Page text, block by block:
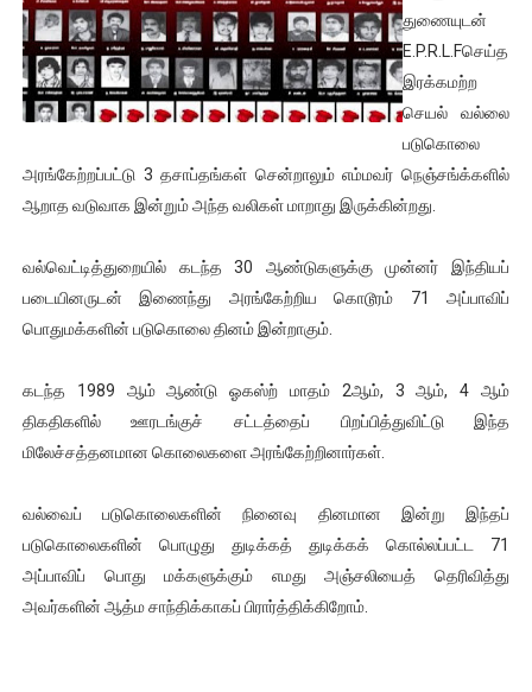
சிறுமியை பாலியல் வன்கொடுமை செய்த முதியவருக்கு
பிரபல நடிகை தூக்கிட்டு தற்கொலை!
வடிவேலுவுக்கு நீதிமன்றம் விதித்துள்ள அதிரடி உத்தரவு!
தியாகதீபம் லெப்.கேணல் திலீபன், கேணல் சங்கர் ஆகியோரின்
இளையராஜா – கமல் அவசர சந்திப்பு (படங்கள், விடியோ)
32 CM விநோத கன்றுக்குட்டி! (வீடியோ)
வலிமை தான் அஜித் திரைப்பயணத்திலே அதிக காலெக்ஷன் செய்த
துணையுடன்
E.P.R.L.Fசெய்த
இரக்கமற்ற
செயல் வல்லை
படுகொலை
அரங்கேற்றப்பட்டு 3 தசாப்தங்கள் சென்றாலும் எம்மவர் நெஞ்சங்க்களில்
ஆறாத வடுவாக இன்றும் அந்த வலிகள் மாறாது இருக்கின்றது.
வல்வெட்டித்துறையில் கடந்த 30 ஆண்டுகளுக்கு முன்னர் இந்தியப்
படையினருடன் இணைந்து அரங்கேற்றிய கொடூரம் 71 அப்பாவிப்
பொதுமக்களின் படுகொலை தினம் இன்றாகும்.
கடந்த 1989 ஆம் ஆண்டு ஓகஸ்ற் மாதம் 2ஆம், 3 ஆம், 4 ஆம்
திகதிகளில் ஊரடங்குச் சட்டத்தைப் பிறப்பித்துவிட்டு இந்த
மிலேச்சத்தனமான கொலைகளை அரங்கேற்றினார்கள்.
வல்வைப் படுகொலைகளின் நினைவு தினமான இன்று இந்தப்
படுகொலைகளின் பொழுது துடிக்கத் துடிக்கக் கொல்லப்பட்ட 71
அப்பாவிப் பொது மக்களுக்கும் எமது அஞ்சலியைத் தெரிவித்து
அவர்களின் ஆத்ம சாந்திக்காகப் பிரார்த்திக்கிறோம்.